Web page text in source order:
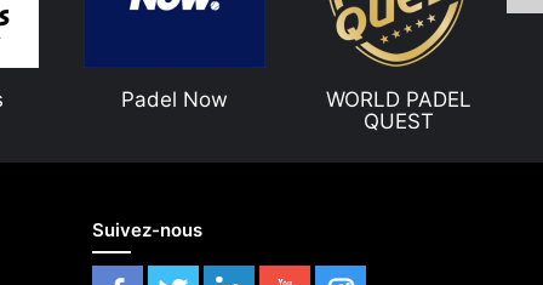
Padel Now
WORLD PADEL
QUEST
Suivez-nous